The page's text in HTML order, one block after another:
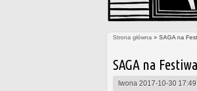
Strona główna » SAGA na
SAGA na
Iwona 2017-10-30 17:49